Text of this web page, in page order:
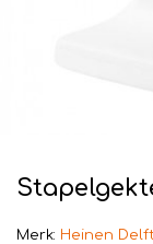
Merk: Heinen